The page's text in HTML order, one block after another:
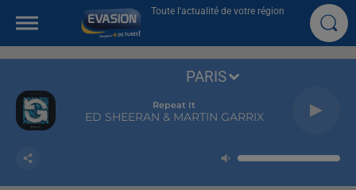
Toute l'actualité de votre région
Repeat It
ED SHEERAN & MARTIN GARRIX
PARIS